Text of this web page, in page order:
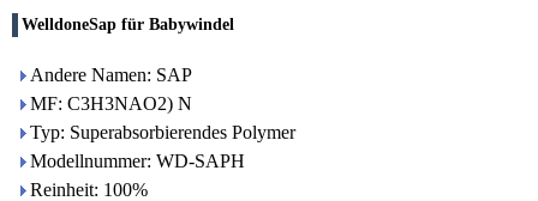
WelldoneSap für Babywindel
Andere Namen: SAP
MF: C3H3NAO2) N
Typ: Superabsorbierendes Polymer
Modellnummer: WD-SAPH
Reinheit: 100%